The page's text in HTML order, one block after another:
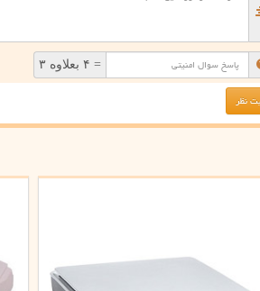
= ۴ بعلاوه ۳